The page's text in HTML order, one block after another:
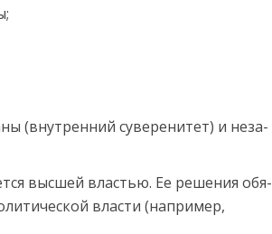
(внутренний суверенитет) и неза­
высшей властью. Ее решения обя­
власти (например,